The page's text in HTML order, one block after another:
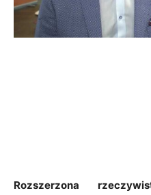
Rozszerzona